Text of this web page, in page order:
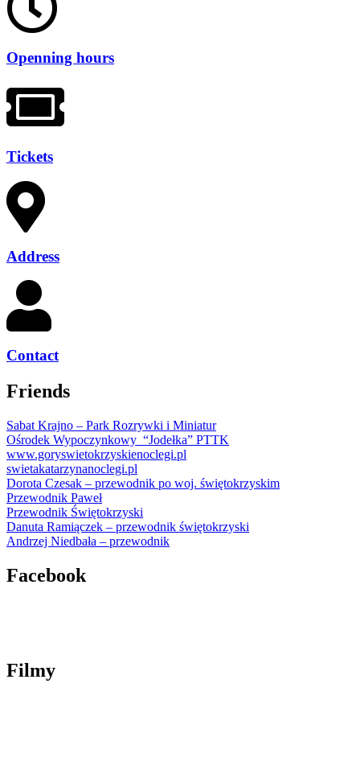
Openning hours
Tickets
Address
Contact
Friends
Sabat Krajno – Park Rozrywki i Miniatur
Ośrodek Wypoczynkowy “Jodełka” PTTK
www.goryswietokrzyskienoclegi.pl
swietakatarzynanoclegi.pl
Dorota Czesak – przewodnik po woj. świętokrzyskim
Przewodnik Paweł
Przewodnik Świętokrzyski
Danuta Ramiączek – przewodnik świętokrzyski
Andrzej Niedbała – przewodnik
Facebook
Filmy